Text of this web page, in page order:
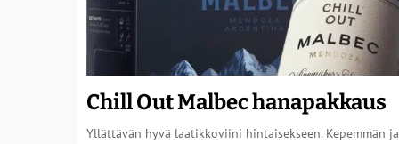
Chill Out Malbec hanapakkaus
Yllättävän hyvä laatikkoviini hintaisekseen. Kepemmän ja